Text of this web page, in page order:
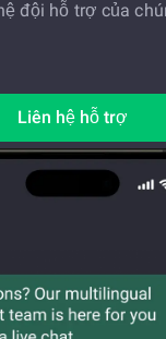
đội hỗ trợ của
Liên hệ hỗ trợ